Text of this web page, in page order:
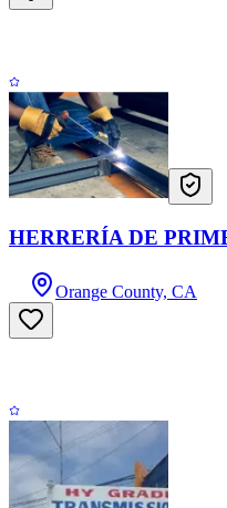
HERRERÍA DE
Orange County, CA